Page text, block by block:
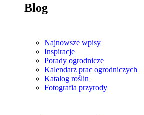
Blog
Najnowsze wpisy
Inspiracje
Porady ogrodnicze
Kalendarz prac ogrodniczych
Katalog roślin
Fotografia przyrody